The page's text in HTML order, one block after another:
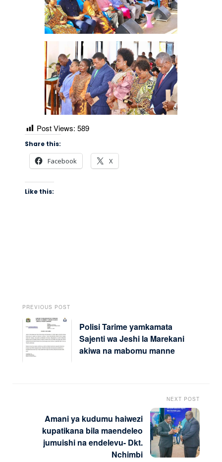
Post Views: 589
Share this:
Facebook X
Like this:
PREVIOUS POST
Polisi Tarime yamkamata
Sajenti wa Jeshi la Marekani
akiwa na mabomu manne
NEXT POST
Amani ya kudumu haiwezi
kupatikana bila maendeleo
jumuishi na endelevu- Dkt.
Nchimbi